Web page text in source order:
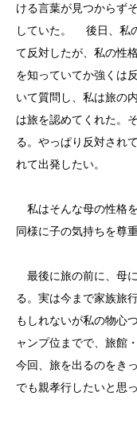
ける言葉が見つからず
していた。 後日、私
て反対したが、私の性
を知っていてか強くは
いて質問し、私は旅の
は旅を認めてくれた。
る。やっぱり反対され
れて出発したい。
私はそんな母の性格
同様に子の気持ちを尊
最後に旅の前に、母
る。実は今まで家族旅
もしれないが私の物心
ャンプ位までで、旅館
今回、旅を出るのをき
でも親孝行したいと思っ